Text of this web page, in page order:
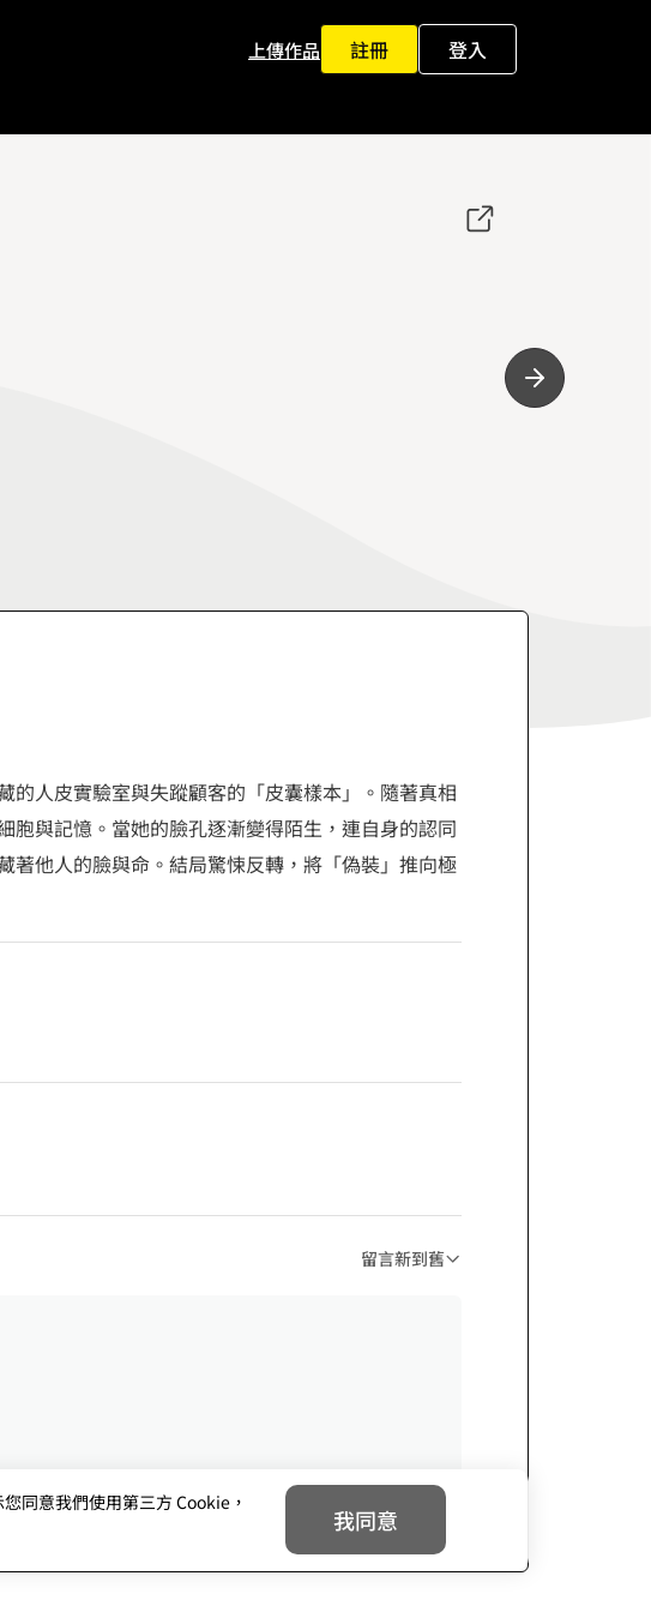
上傳作品 註冊
登入
人皮實驗室與失蹤顧客的「皮囊樣本」。隨著真相
與記憶。當她的臉孔逐漸變得陌生，連自身的認同
他人的臉與命。結局驚悚反轉，將「偽裝」推向極
留言新到舊
同意我們使用第三方 Cookie，
我同意